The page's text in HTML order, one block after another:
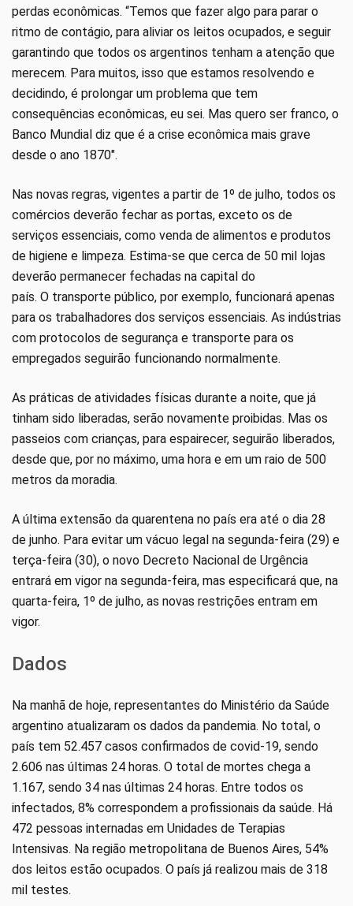
perdas econômicas. “Temos que fazer algo para parar o
ritmo de contágio, para aliviar os leitos ocupados, e seguir
garantindo que todos os argentinos tenham a atenção que
merecem. Para muitos, isso que estamos resolvendo e
decidindo, é prolongar um problema que tem
consequências econômicas, eu sei. Mas quero ser franco, o
Banco Mundial diz que é a crise econômica mais grave
desde o ano 1870″.
Nas novas regras, vigentes a partir de 1º de julho, todos os
comércios deverão fechar as portas, exceto os de
serviços essenciais, como venda de alimentos e produtos
de higiene e limpeza. Estima-se que cerca de 50 mil lojas
deverão permanecer fechadas na capital do
país. O transporte público, por exemplo, funcionará apenas
para os trabalhadores dos serviços essenciais. As indústrias
com protocolos de segurança e transporte para os
empregados seguirão funcionando normalmente.
As práticas de atividades físicas durante a noite, que já
tinham sido liberadas, serão novamente proibidas. Mas os
passeios com crianças, para espairecer, seguirão liberados,
desde que, por no máximo, uma hora e em um raio de 500
metros da moradia.
A última extensão da quarentena no país era até o dia 28
de junho. Para evitar um vácuo legal na segunda-feira (29) e
terça-feira (30), o novo Decreto Nacional de Urgência
entrará em vigor na segunda-feira, mas especificará que, na
quarta-feira, 1º de julho, as novas restrições entram em
vigor.
Dados
Na manhã de hoje, representantes do Ministério da Saúde
argentino atualizaram os dados da pandemia. No total, o
país tem 52.457 casos confirmados de covid-19, sendo
2.606 nas últimas 24 horas. O total de mortes chega a
1.167, sendo 34 nas últimas 24 horas. Entre todos os
infectados, 8% correspondem a profissionais da saúde. Há
472 pessoas internadas em Unidades de Terapias
Intensivas. Na região metropolitana de Buenos Aires, 54%
dos leitos estão ocupados. O país já realizou mais de 318
mil testes.